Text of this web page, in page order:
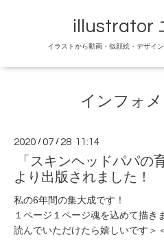
illustrator
イラストから動画・似顔絵・デザイ
インフォ
2020 /07 / 28 11:14
「スキンヘッドパパの
より出版されました！
私の6年間の集大成です！
１ページ１ページ魂を込めて描き
読んでいただけたら嬉しいです＞